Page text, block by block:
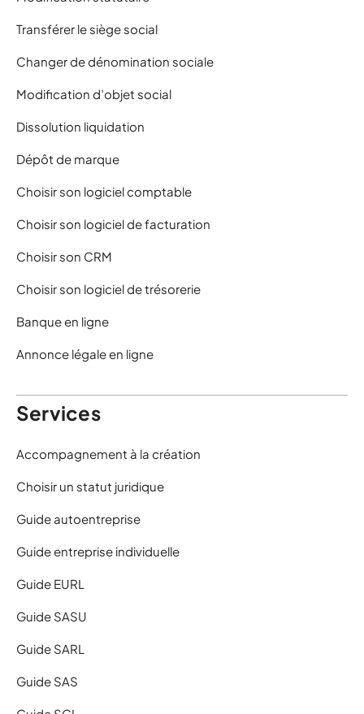
Transférer le siège social
Changer de dénomination sociale
Modification d’objet social
Dissolution liquidation
Dépôt de marque
Choisir son logiciel comptable
Choisir son logiciel de facturation
Choisir son CRM
Choisir son logiciel de trésorerie
Banque en ligne
Annonce légale en ligne
Services
Accompagnement à la création
Choisir un statut juridique
Guide autoentreprise
Guide entreprise individuelle
Guide EURL
Guide SASU
Guide SARL
Guide SAS